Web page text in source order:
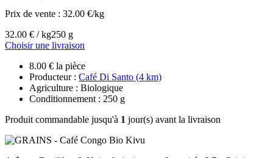
Prix de vente : 32.00 €/kg
32.00 € / kg250 g
Choisir une livraison
8.00 € la pièce
Producteur : Café Di Santo (4 km)
Agriculture : Biologique
Conditionnement : 250 g
Produit commandable jusqu'à 1 jour(s) avant la livraison